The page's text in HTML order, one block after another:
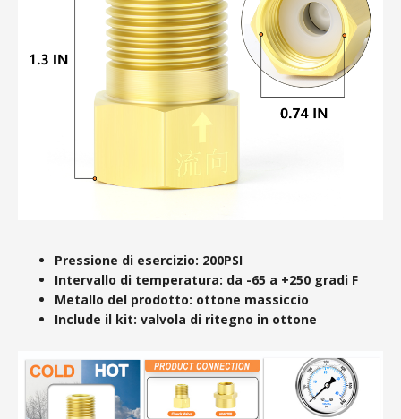
Pressione di esercizio: 200PSI
Intervallo di temperatura: da -65 a +250 gradi F
Metallo del prodotto: ottone massiccio
Include il kit: valvola di ritegno in ottone